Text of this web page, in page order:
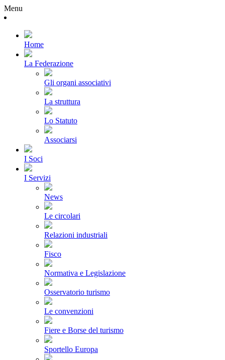
Menu
Home
La Federazione
Gli organi associativi
La struttura
Lo Statuto
Associarsi
I Soci
I Servizi
News
Le circolari
Relazioni industriali
Fisco
Normativa e Legislazione
Osservatorio turismo
Le convenzioni
Fiere e Borse del turismo
Sportello Europa